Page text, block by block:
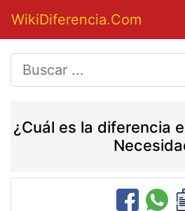
WikiDiferencia.Com
¿Cuál es la diferencia